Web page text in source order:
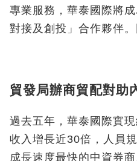
專業服務，華泰國際將
對接及創投」合作夥伴。
貿發局辦商貿配對助
過去五年，華泰國際實
收入增長近30倍，人員
成長速度最快的中資券